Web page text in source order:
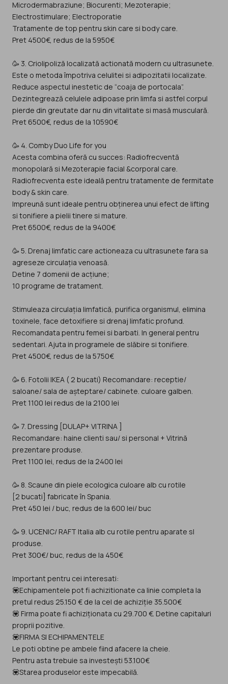
Microdermabraziune; Biocurenti; Mezoterapie;
Electrostimulare; Electroporatie
Tratamente de top pentru skin care si body care.
Pret 4500€, redus de la 5950€
🥳 3. Criolipoliză localizată actionată modern cu ultrasunete.
Este o metoda împotriva celulitei si adipozitatii localizate.
Reduce aspectul inestetic de “coaja de portocala”.
Dezintegrează celulele adipoase prin limfa si astfel corpul
pierde din greutate dar nu din vitalitate si masă musculară.
Pret 6500€, redus de la 10590€
🥳 4. Comby Duo Life for you
Acesta combina oferă cu succes: Radiofrecventă
monopolară si Mezoterapie facial &corporal care.
Radiofrecventa este ideală pentru tratamente de fermitate
body & skin care.
Impreună sunt ideale pentru obținerea unui efect de lifting
si tonifiere a pielii tinere si mature.
Pret 6500€, redus de la 9400€
🥳 5. Drenaj limfatic care actioneaza cu ultrasunete fara sa
agreseze circulația venoasă.
Detine 7 domenii de acțiune;
10 programe de tratament.
Stimuleaza circulația limfatică, purifica organismul, elimina
toxinele, face detoxifiere si drenaj limfatic profund.
Recomandata pentru femei si barbati. In general pentru
sedentari. Ajuta in programele de slăbire si tonifiere.
Pret 4500€, redus de la 5750€
🥳 6. Fotolii IKEA ( 2 bucati) Recomandare: receptie/
saloane/ sala de așteptare/ cabinete. culoare galben.
Pret 1100 lei redus de la 2100 lei
🥳 7. Dressing [DULAP+ VITRINA ]
Recomandare: haine clienti sau/ si personal + Vitrină
prezentare produse.
Pret 1100 lei, redus de la 2400 lei
🥳 8. Scaune din piele ecologica culoare alb cu rotile
[2 bucati] fabricate în Spania.
Pret 450 lei / buc, redus de la 600 lei/ buc
🥳 9. UCENIC/ RAFT Italia alb cu rotile pentru aparate sI
produse.
Pret 300€/ buc, redus de la 450€
Important pentru cei interesati:
💟Echipamentele pot fi achizitionate ca linie completa la
pretul redus 25.150 € de la cel de achiziție 35.500€
💟 Firma poate fi achiziționata cu 29.700 €. Detine capitaluri
proprii pozitive.
💟FIRMA SI ECHIPAMENTELE
Le poti obtine pe ambele fiind afacere la cheie.
Pentru asta trebuie sa investești 53.100€
💟Starea produselor este impecabilă.